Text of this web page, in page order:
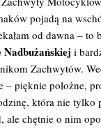
pojadą na
od dawna – to
Nadbużańskiej i
Zachwytów.
– pięknie położne,
która nie tylko
ale chętnie o nim